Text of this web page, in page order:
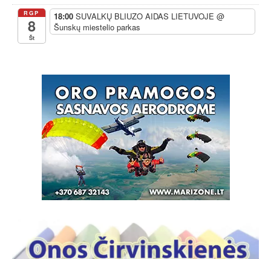
RGP
8
Št
18:00 SUVALKŲ BLIUZO AIDAS LIETUVOJE @
Šunskų miestelio parkas